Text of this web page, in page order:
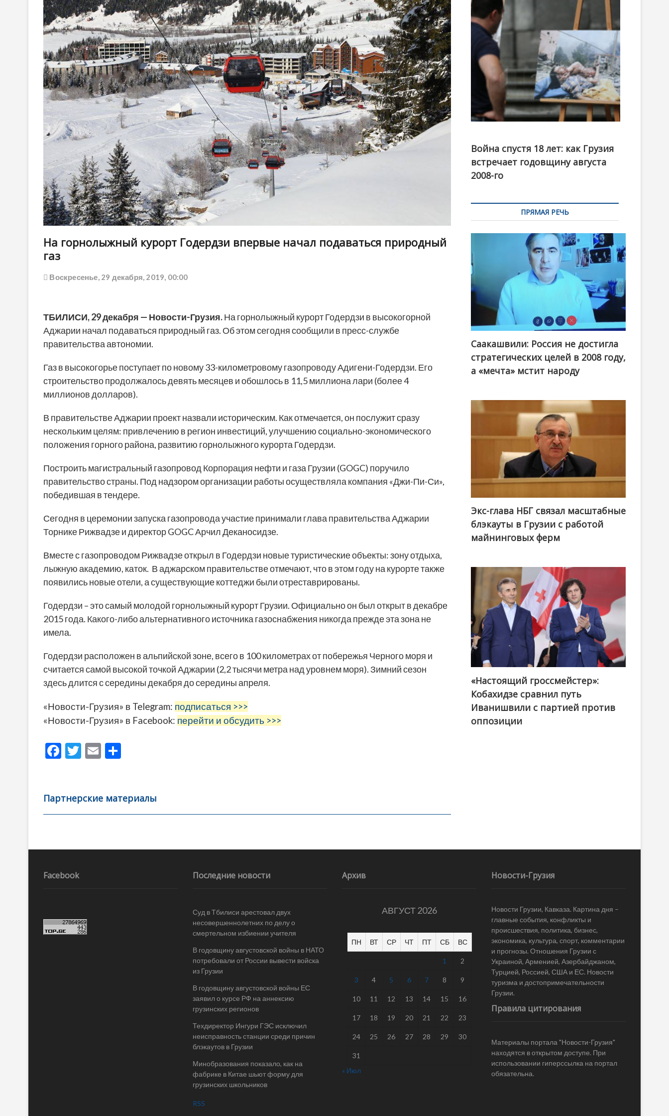
o
n
На горнолыжный курорт Годердзи впервые начал подаваться природный
газ
Воскресенье, 29 декабря, 2019, 00:00
ТБИЛИСИ, 29 декабря — Новости-Грузия.На горнолыжный курорт Годердзи в высокогорной
Аджарии начал подаваться природный газ. Об этом сегодня сообщили в пресс-службе
правительства автономии.
Газ в высокогорье поступает по новому 33-километровому газопроводу Адигени-Годердзи. Его
строительство продолжалось девять месяцев и обошлось в 11,5 миллиона лари (более 4
миллионов долларов).
В правительстве Аджарии проект назвали историческим. Как отмечается, он послужит сразу
нескольким целям: привлечению в регион инвестиций, улучшению социально-экономического
положения горного района, развитию горнолыжного курорта Годердзи.
Построить магистральный газопровод Корпорация нефти и газа Грузии (GOGC) поручило
правительство страны. Под надзором организации работы осуществляла компания «Джи-Пи-Си»,
победившая в тендере.
Сегодня в церемонии запуска газопровода участие принимали глава правительства Аджарии
Торнике Рижвадзе и директор GOGC Арчил Деканосидзе.
Вместе с газопроводом Рижвадзе открыл в Годердзи новые туристические объекты: зону отдыха,
лыжную академию, каток. В аджарском правительстве отмечают, что в этом году на курорте также
появились новые отели, а существующие коттеджи были отреставрированы.
Годердзи – это самый молодой горнолыжный курорт Грузии. Официально он был открыт в декабре
2015 года. Какого-либо альтернативного источника газоснабжения никогда прежде эта зона не
имела.
Годердзи расположен в альпийской зоне, всего в 100 километрах от побережья Черного моря и
считается самой высокой точкой Аджарии (2,2 тысячи метра над уровнем моря). Зимний сезон
здесь длится с середины декабря до середины апреля.
«Новости-Грузия» в Telegram: подписаться >>>
«Новости-Грузия» в Facebook: перейти и обсудить >>>
F
b
o
k
T
er
E
l
а
в
ть
Партнерские материалы
Навигация
записям
канал
Война спустя 18 лет: как Грузия
встречает годовщину августа
2008-го
ПРЯМАЯ РЕЧЬ
Саакашвили: Россия не достигла
стратегических целей в 2008 году,
а «мечта» мстит народу
Экс-глава НБГ связал масштабные
блэкауты в Грузии с работой
майнинговых ферм
@ქართული ოცნება / Georgian Dream
«Настоящий гроссмейстер»:
Кобахидзе сравнил путь
Иванишвили с партией против
оппозиции
Facebook Последние новости
Суд в Тбилиси арестовал двух
несовершеннолетних по делу о
смертельном избиении учителя
В годовщину августовской войны в НАТО
потребовали от России вывести войска
из Грузии
В годовщину августовской войны ЕС
заявил о курсе РФ на аннексию
грузинских регионов
Техдиректор Ингури ГЭС исключил
неисправность станции среди причин
блэкаутов в Грузии
Минобразования показало, как на
фабрике в Китае шьют форму для
грузинских школьников
RSS
Архив
АВГУСТ 2026
ПН ВТ СР ЧТ ПТ СБ ВС
1 2
3 4 5 6 7 8 9
10 11 12 13 14 15 16
17 18 19 20 21 22 23
24 25 26 27 28 29 30
31
« Июл
Новости-Грузия
Новости Грузии, Кавказа. Картина дня –
главные события, конфликты и
происшествия, политика, бизнес,
экономика, культура, спорт, комментарии
и прогнозы. Отношения Грузии с
Украиной, Арменией, Азербайджаном,
Турцией, Россией, США и ЕС. Новости
туризма и достопримечательности
Грузии.
Правила цитирования
Материалы портала "Новости-Грузия"
находятся в открытом доступе. При
использовании гиперссылка на портал
обязательна.